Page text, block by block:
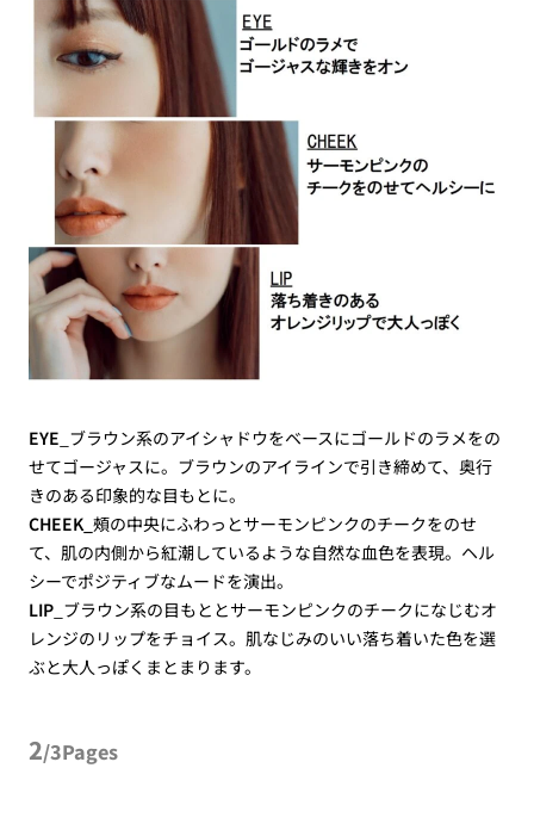
EYE _ブラウン系のアイシャドウをベースにゴールドのラメをの
せてゴージャスに。ブラウンのアイラインで引き締めて、奥行
きのある印象的な目もとに。
CHEEK_ 頰の中央にふわっとサーモンピンクのチークをのせ
て、肌の内側から紅潮しているような自然な血色を表現。ヘル
シーでポジティブなムードを演出。
LIP_ブラウン系の目もととサーモンピンクのチークになじむオ
レンジのリップをチョイス。肌なじみのいい落ち着いた色を選
ぶと大人っぽくまとまります。
2/3Pages